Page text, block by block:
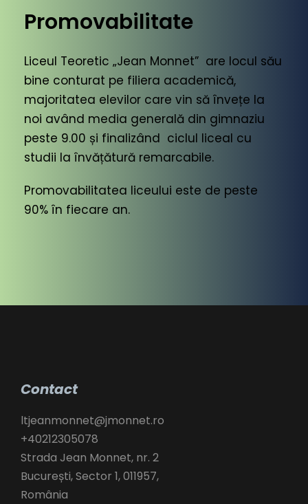
Promovabilitate
Liceul Teoretic „Jean Monnet” are locul său
bine conturat pe filiera academică,
majoritatea elevilor care vin să învețe la
noi având media generală din gimnaziu
peste 9.00 și finalizând ciclul liceal cu
studii la învățătură remarcabile.
Promovabilitatea liceului este de peste
90% în fiecare an.
Contact
ltjeanmonnet@jmonnet.ro
+40212305078
Strada Jean Monnet, nr. 2
București,Sector 1,011957,
România